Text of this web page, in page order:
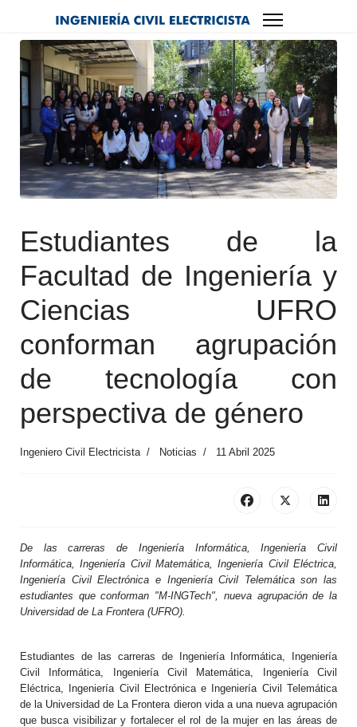
Estudiantes de la
Facultad de Ingeniería y
Ciencias UFRO
conforman agrupación
de tecnología con
perspectiva de género
Ingeniero Civil Electricista Noticias 11 Abril 2025
De las carreras de Ingeniería Informática, Ingeniería Civil
Informática, Ingeniería Civil Matemática, Ingeniería Civil Eléctrica,
Ingeniería Civil Electrónica e Ingeniería Civil Telemática son las
estudiantes que conforman "M-INGTech", nueva agrupación de la
Universidad de La Frontera (UFRO).
Estudiantes de las carreras de Ingeniería Informática, Ingeniería
Civil Informática, Ingeniería Civil Matemática, Ingeniería Civil
Eléctrica, Ingeniería Civil Electrónica e Ingeniería Civil Telemática
de la Universidad de La Frontera dieron vida a una nueva agrupación
que busca visibilizar y fortalecer el rol de la mujer en las áreas de